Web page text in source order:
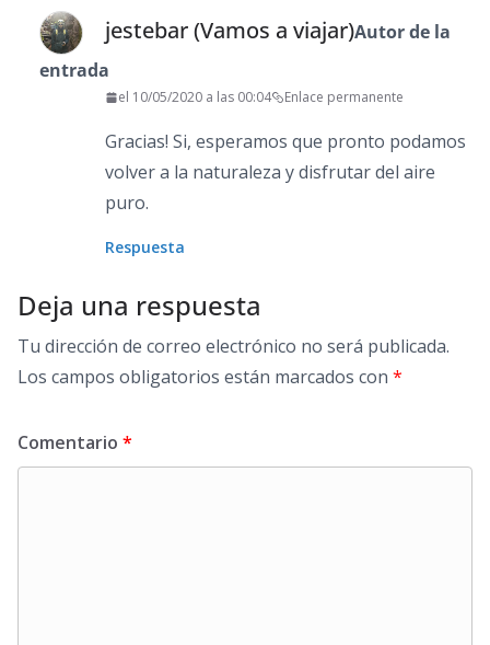
jestebar (Vamos a viajar)Autor de la
entrada
el 10/05/2020 a las 00:04 Enlace permanente
Gracias! Si, esperamos que pronto podamos
volver a la naturaleza y disfrutar del aire
puro.
Respuesta
Deja una respuesta
Tu dirección de correo electrónico no será publicada.
Los campos obligatorios están marcados con *
Comentario *